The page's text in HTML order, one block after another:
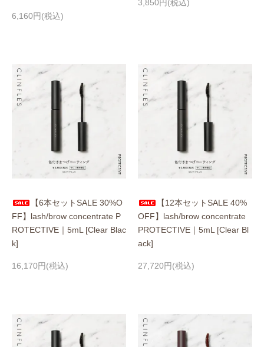
6,160円(税込)
3,850円(税込)
【6本セットSALE 30%O
FF】lash/brow concentrate P
ROTECTIVE｜5mL [Clear Blac
k]
16,170円(税込)
【12本セットSALE 40%
OFF】lash/brow concentrate
PROTECTIVE｜5mL [Clear Bl
ack]
27,720円(税込)